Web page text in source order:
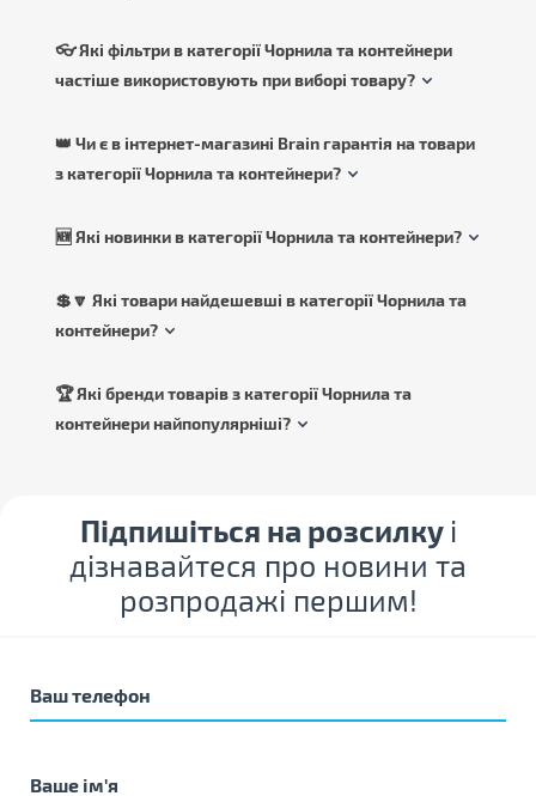
👓 Які фільтри в категорії Чорнила та контейнери
частіше використовують при виборі товару?
👑 Чи є в інтернет-магазині Brain гарантія на товари
з категорії Чорнила та контейнери?
🆕 Які новинки в категорії Чорнила та контейнери?
💲🔽 Які товари найдешевші в категорії Чорнила та
контейнери?
🏆 Які бренди товарів з категорії Чорнила та
контейнери найпопулярніші?
Підпишіться на розсилку і
дізнавайтеся про новини та
розпродажі першим!